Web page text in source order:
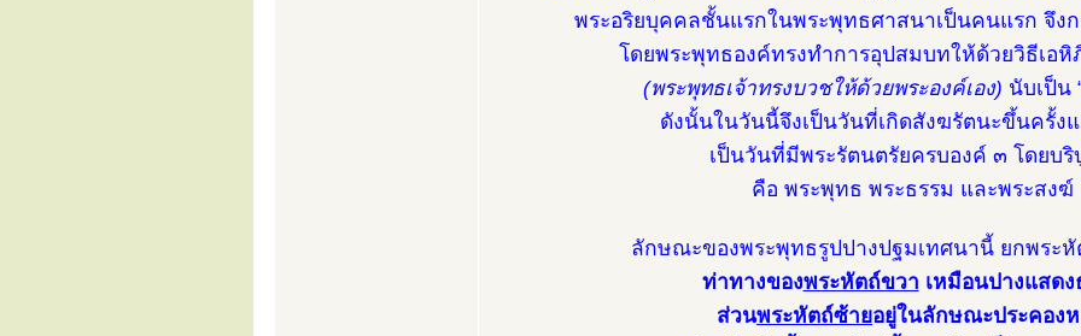
พระอริยบุคคลชั้นแรกในพระพุทธศาสนาเป็นคนแรก จึง
โดยพระพุทธองค์ทรงทำการอุปสมบทให้ด้วยวิธีเอ
(พระพุทธเจ้าทรงบวชให้ด้วยพระองค์เอง) นับเป็น
ดังนั้นในวันนี้จึงเป็นวันที่เกิดสังฆรัตนะขึ้นครั้ง
เป็นวันที่มีพระรัตนตรัยครบองค์ ๓ โดยบ
คือ พระพุทธ พระธรรม และพระสงฆ์
ลักษณะของพระพุทธรูปปางปฐมเทศนานี้ ยกพระ
ท่าทางของพระหัตถ์ขวา เหมือนปางแสดง
ส่วนพระหัตถ์ซ้ายอยู่ในลักษณะประคอง